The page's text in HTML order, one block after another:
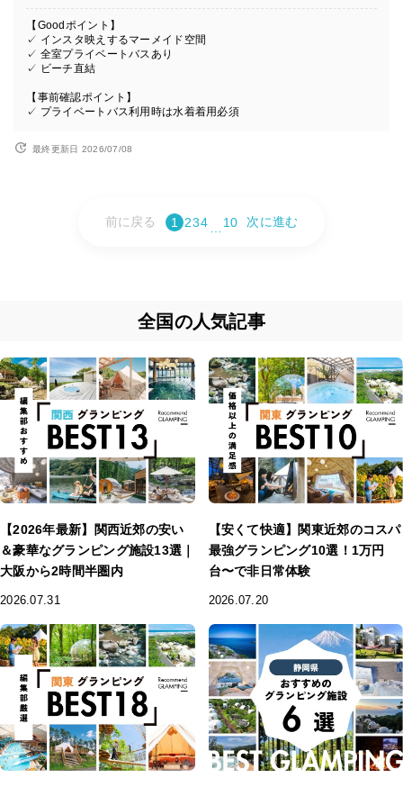
【Goodポイント】
✓ インスタ映えするマーメイド空間
✓ 全室プライベートバスあり
✓ ビーチ直結
【事前確認ポイント】
✓ プライベートバス利用時は水着着用必須
最終更新日 2026/07/08
前に戻る 1 234 10 次に進む
全国の人気記事
【2026年最新】関西近郊の安い
＆豪華なグランピング施設13選｜
大阪から2時間半圏内
2026.07.31
【安くて快適】関東近郊のコスパ
最強グランピング10選！1万円
台〜で非日常体験
2026.07.20